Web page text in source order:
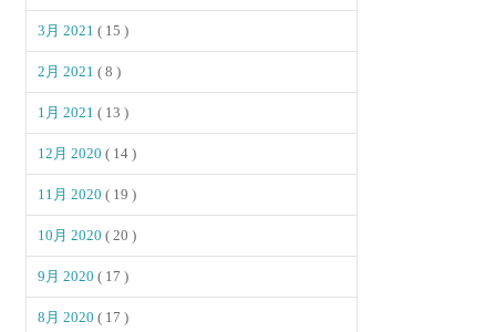
3月 2021( 15 )
2月 2021( 8 )
1月 2021( 13 )
12月 2020( 14 )
11月 2020( 19 )
10月 2020( 20 )
9月 2020( 17 )
8月 2020( 17 )